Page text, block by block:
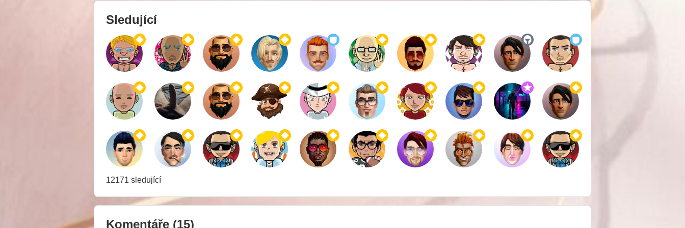
Sledující
12171 sledující
Komentáře (15)